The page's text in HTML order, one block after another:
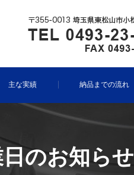
主な実績 納品までの流れ
のお知らせ